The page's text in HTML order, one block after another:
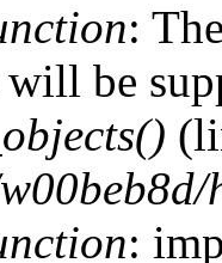
:
will be
: